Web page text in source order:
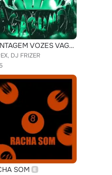
MONTAGEM VOZES VAGABUNDA
DJ FRIZER
SOM